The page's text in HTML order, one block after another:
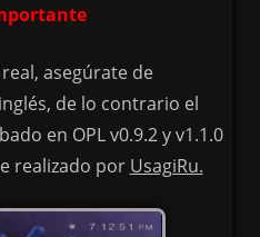
asegúrate de
de lo contrario el
en OPL v0.9.2 y v1.1.0
realizado por UsagiRu.